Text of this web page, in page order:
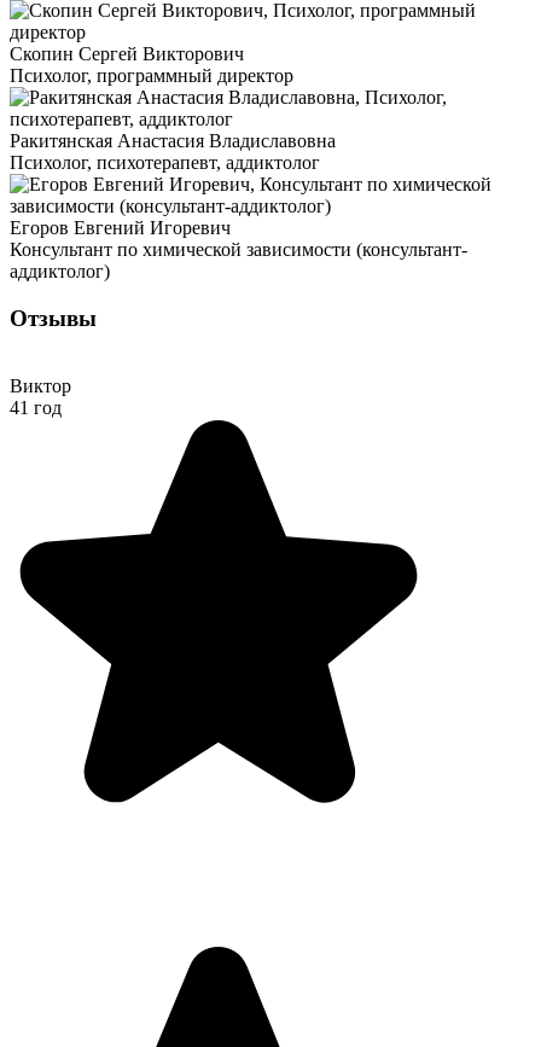
Скопин Сергей Викторович
Психолог, программный директор
Ракитянская Анастасия Владиславовна
Психолог, психотерапевт, аддиктолог
Егоров Евгений Игоревич
Консультант по химической зависимости (консультант-
аддиктолог)
Отзывы
Виктор
41 год